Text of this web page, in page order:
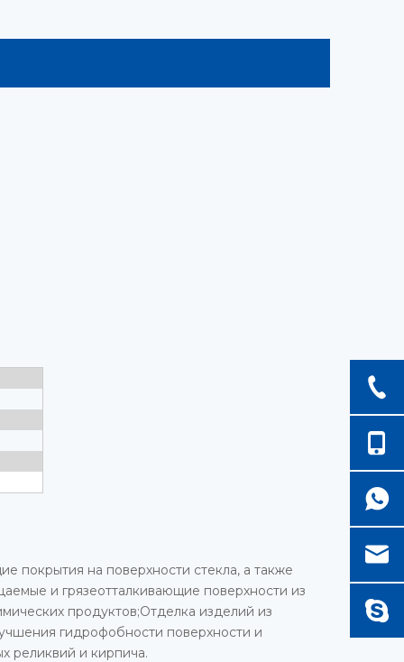
на поверхности стекла, а также
и грязеотталкивающие поверхности из
продуктов;Отделка изделий из
гидрофобности поверхности и
реликвий и кирпича.